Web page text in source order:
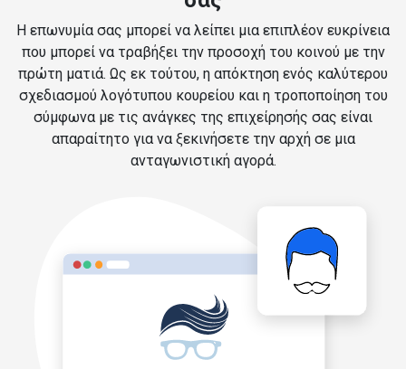
Η επωνυμία σας μπορεί να λείπει μια επιπλέον ευκρίνεια
που μπορεί να τραβήξει την προσοχή του κοινού με την
πρώτη ματιά. Ως εκ τούτου, η απόκτηση ενός καλύτερου
σχεδιασμού λογότυπου κουρείου και η τροποποίηση του
σύμφωνα με τις ανάγκες της επιχείρησής σας είναι
απαραίτητο για να ξεκινήσετε την αρχή σε μια
ανταγωνιστική αγορά.